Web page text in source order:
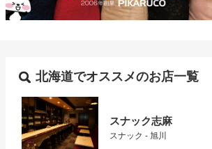
北海道でオススメのお店一覧
スナック志麻
スナック - 旭川